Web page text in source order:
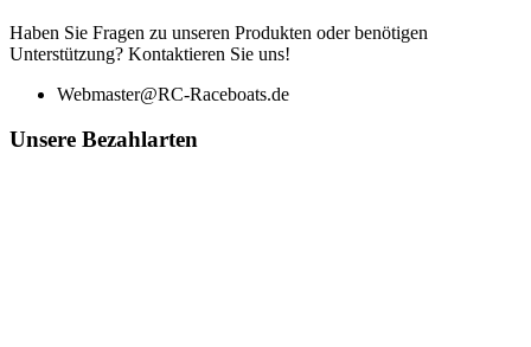
Haben Sie Fragen zu unseren Produkten oder benötigen
Unterstützung? Kontaktieren Sie uns!
Webmaster@RC-Raceboats.de
Unsere Bezahlarten